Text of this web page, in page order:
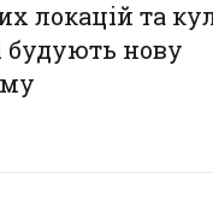
локацій та
нову